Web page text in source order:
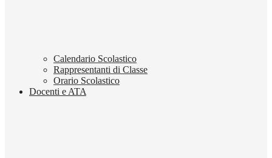
Calendario Scolastico
Rappresentanti di Classe
Orario Scolastico
Docenti e ATA